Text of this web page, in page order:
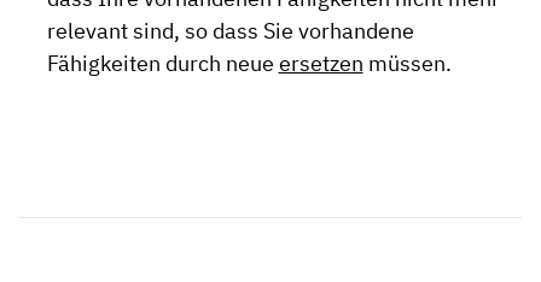
relevant sind, so dass Sie vorhandene
Fähigkeiten durch neue ersetzen müssen.